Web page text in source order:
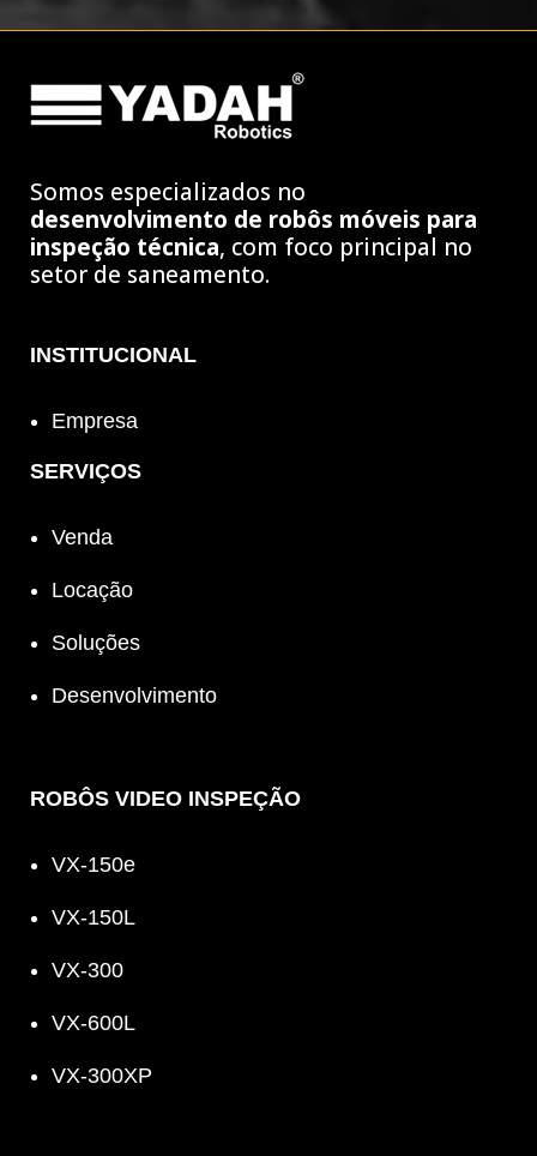
Somos especializados no
desenvolvimento de robôs móveis para
inspeção técnica, com foco principal no
setor de saneamento.
INSTITUCIONAL
Empresa
SERVIÇOS
Venda
Locação
Soluções
Desenvolvimento
ROBÔS VIDEO INSPEÇÃO
VX-150e
VX-150L
VX-300
VX-600L
VX-300XP